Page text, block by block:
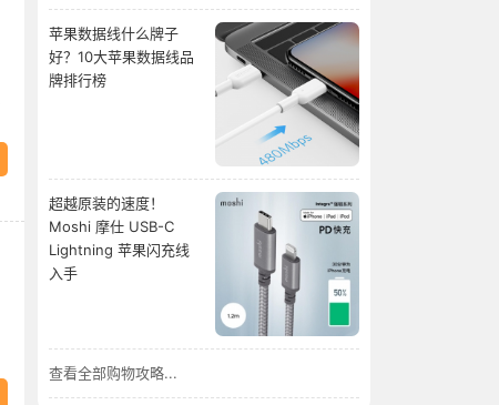
苹果数据线什么牌子
好？10大苹果数据线品
牌排行榜
超越原装的速度！
Moshi 摩仕 USB-C
Lightning 苹果闪充线
入手
查看全部购物攻略...